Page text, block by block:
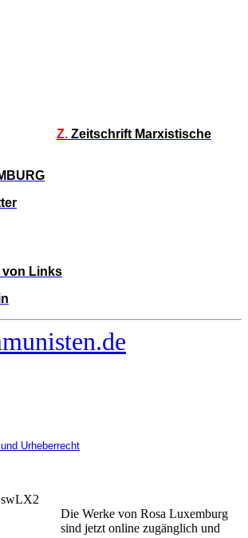
Z. Zeitschrift Marxistische
Links
Urheberrecht
Die Werke von Rosa Luxemburg
sind jetzt online zugänglich und